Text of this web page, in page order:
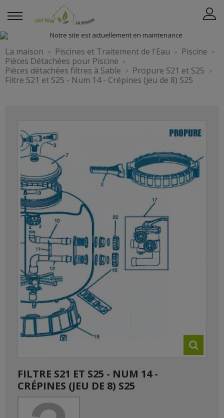
La maison Piscines et Traitement de l'Eau
Piscine
Pièces Détachées pour Piscine
Pièces détachées filtres à Sable
Propure S21 et S25
Filtre S21 et S25 - Num 14 - Crépines (jeu de 8) S25
FILTRE S21 ET S25 - NUM 14 -
CRÉPINES (JEU DE 8) S25